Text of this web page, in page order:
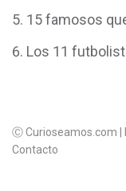
15 famosos
Los 11
Ⓒ Curioseamos.com |
Contacto